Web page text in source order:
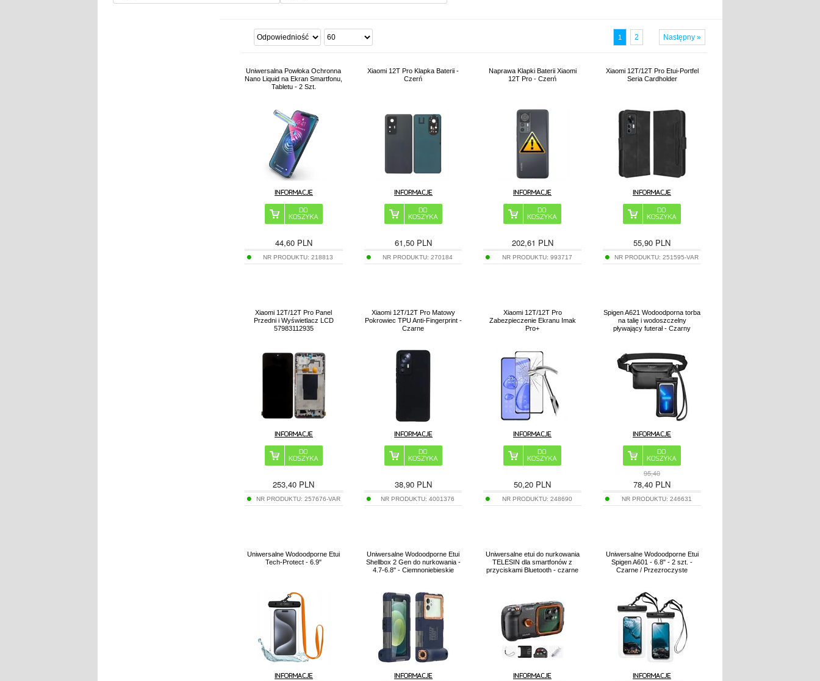
1 2 Następny »
Uniwersalna Powłoka Ochronna
Nano Liquid na Ekran Smartfonu,
Tabletu - 2 Szt.
44,60PLN
NR PRODUKTU:218813
Xiaomi 12T Pro Klapka Baterii -
Czerń
61,50PLN
NR PRODUKTU:270184
Naprawa Klapki Baterii Xiaomi
12T Pro - Czerń
202,61 PLN
NR PRODUKTU: 993717
Xiaomi 12T/12T Pro Etui-Portfel
Seria Cardholder
55,90 PLN
NR PRODUKTU:251595-VAR
Xiaomi 12T/12T Pro Panel
Przedni i Wyświetlacz LCD
57983112935
253,40 PLN
NR PRODUKTU: 257676-VAR
Xiaomi 12T/12T Pro Matowy
Pokrowiec TPU Anti-Fingerprint -
Czarne
38,90PLN
NR PRODUKTU:4001376
Xiaomi 12T/12T Pro
Zabezpieczenie Ekranu Imak
Pro+
50,20 PLN
NR PRODUKTU: 248690
Spigen A621 Wodoodporna torba
na talię i wodoszczelny
pływający futerał - Czarny
95,40
78,40 PLN
NR PRODUKTU: 246631
Uniwersalne Wodoodporne Etui
Tech-Protect - 6.9"
Uniwersalne Wodoodporne Etui
Shellbox 2 Gen do nurkowania -
4.7-6.8" - Ciemnoniebieskie
Uniwersalne etui do nurkowania
TELESIN dla smartfonów z
przyciskami Bluetooth - czarne
Uniwersalne Wodoodporne Etui
Spigen A601 - 6.8" - 2 szt. -
Czarne / Przezroczyste